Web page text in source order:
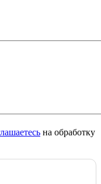
на обработку